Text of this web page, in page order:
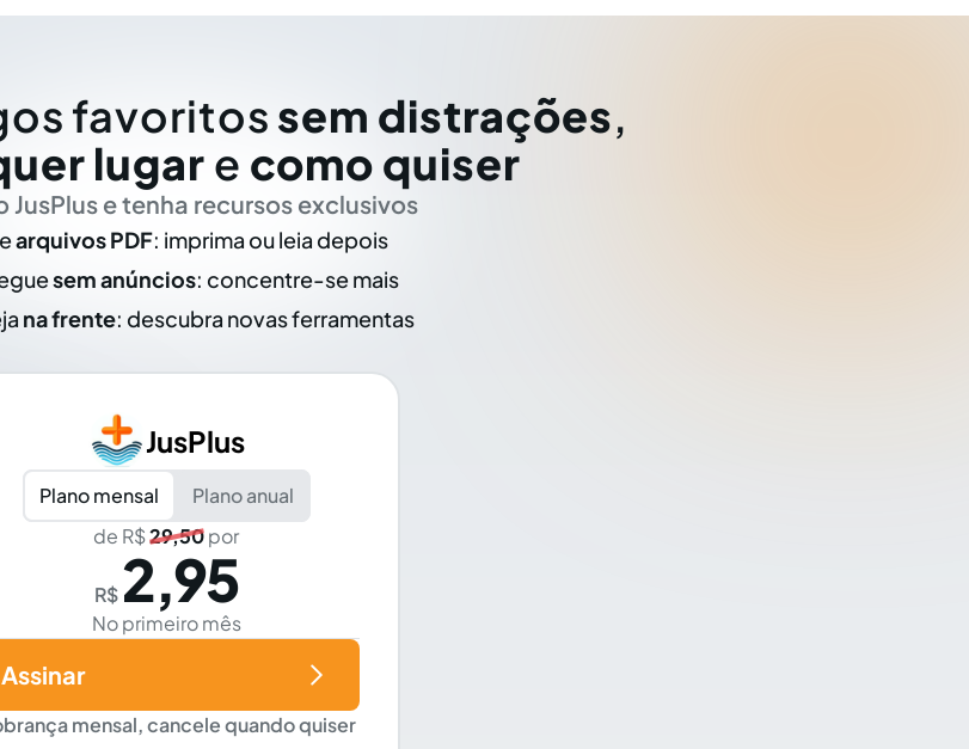
favoritos sem distrações,
lugar e como quiser
JusPlus e tenha recursos exclusivos
arquivos PDF: imprima ou leia depois
sem anúncios: concentre-se mais
na frente: descubra novas ferramentas
JusPlus
Plano mensal
Plano anual
de R$29,50por
R$ 2,95
No primeiro mês
mensal, cancele quando quiser
Assinar